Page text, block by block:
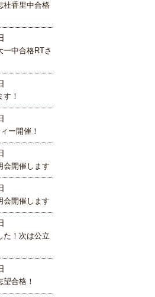
社香里中合格
中合格RTさ
！
ー開催！
会開催します
会開催します
た！次は公立
合格！